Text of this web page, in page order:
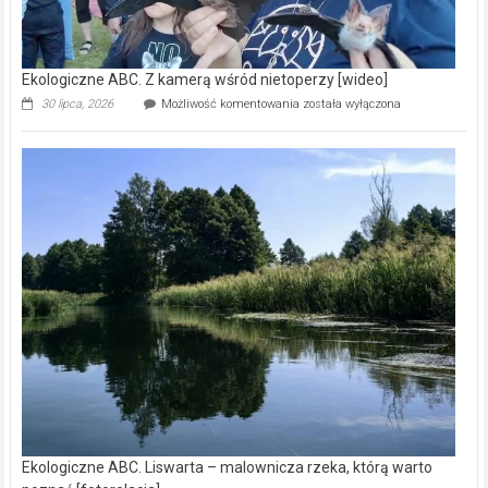
Ekologiczne ABC. Z kamerą wśród nietoperzy [wideo]
30 lipca, 2026 Możliwość komentowania Ekologiczne
kamerą
wśród
została wyłączona
Ekologiczne ABC. Liswarta – malownicza rzeka, którą warto